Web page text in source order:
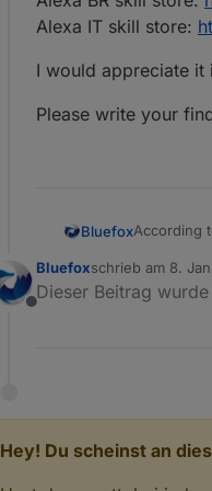
Alexa IT skill store:
I would appreciate it
Please write your
BluefoxAccording
Alexa CA
Alexa AU
Alexa BR
I would
Offline
Bluefoxschrieb am 8.
zuletzt editiert
Dieser Beitrag
Hey! Du scheinst an